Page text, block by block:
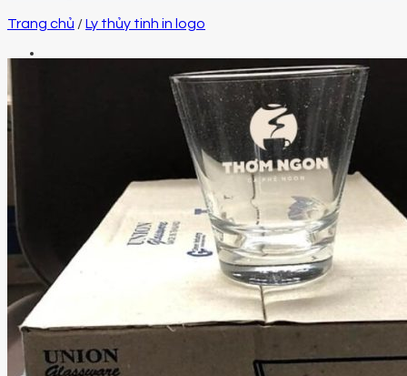
qtquangvu@gmail.com
Trang chủ /Ly thủy tinh in logo